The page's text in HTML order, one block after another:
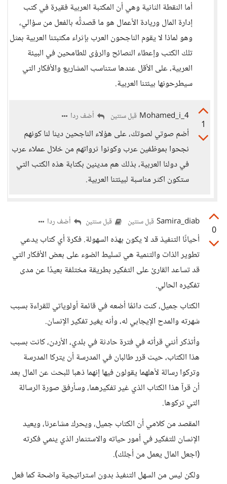
أما النقطة الثانية وهي أن المكتبة العربية فقيرة في كتب
إدارة المال وريادة الأعمال هو ما قصدتُّه بالفعل من سؤالي،
وهو لماذا لا يقوم الناجحون العرب بإثراء مكتبتنا العربية بمثل
تلك الكتب وإعطاء النصائح والرؤى للطامحين في البيئة
العربية، على الأقل عندها ستناسب المشاريع والأفكار التي
سيطرحونها بيئتنا العربية.
1
Mohamed_i_4 قبل سنتين أضف ردا
أضم صوتي لصوتك، على هؤلاء الناجحين دينا لنا كونهم
نجحوا بموظفين عرب وكونوا ثرواتهم من خلال عملاء عرب
في دولنا العربية، بذلك هم مدينين بكتابة هذه الكتب التي
ستكون اكثر مناسبة لبيئتنا العربية.
0
Samira_diab قبل سنتين قبل سنتين أضف ردا
أحيانًا التنفيذ قد لا يكون بهذه السهولة. فكرة أي كتاب يدعي
تطوير الذات والتنمية هي تسليط الضوء على بعض الأفكار التي
قد تساعد القارئ على التفكير بطريقة مختلفة بعيدًا عن مدى
تفكيره الحالي.
الكتاب جميل، كنت دائمًا أضعه في قائمة أولوياتي للقراءة بسبب
شهرته والمدح الإيجابي له، وأنه يغير تفكير الإنسان.
وأتذكر أنني قرأته في فترة حادثة في بلدي، الأردن، كانت بسبب
هذا الكتاب، حيث قرر طالبان في المدرسة أن يتركا المدرسة
وتركوا رسالة لأهلهما يقولون فيها إنهما ذهبا للبحث عن المال بعد
أن قرآ هذا الكتاب الذي غير تفكيرهما، وسأرفق صورة الرسالة
التي تركوها.
المقصد من كلامي أن الكتاب جميل، ويحرك مشاعرنا، ويعيد
الإنسان للتفكير في أمور حياته والاستثمار الذي ينمي فكرته
(اجعل المال يعمل من أجلك).
ولكن ليس من السهل التنفيذ بدون استراتيجية واضحة كما فعل